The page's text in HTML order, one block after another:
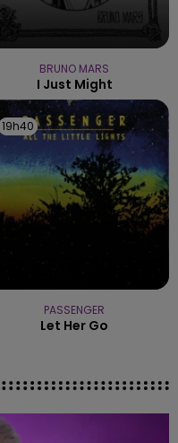
BRUNO MARS
I Just Might
19h40
19h40
PASSENGER
Let Her Go